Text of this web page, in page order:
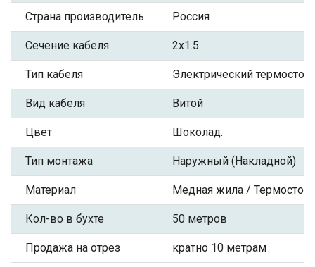
Страна производитель Россия
Сечение кабеля 2x1.5
Тип кабеля Электрический
Вид кабеля Витой
Цвет Шоколад.
Тип монтажа Наружный (Накладной)
Материал Медная жила /
Кол-во в бухте 50 метров
Продажа на отрез кратно 10 метрам